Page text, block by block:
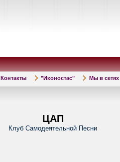
Контакты "Иконостас" Мы в сетях
ЦАП
Клуб Самодеятельной Песни